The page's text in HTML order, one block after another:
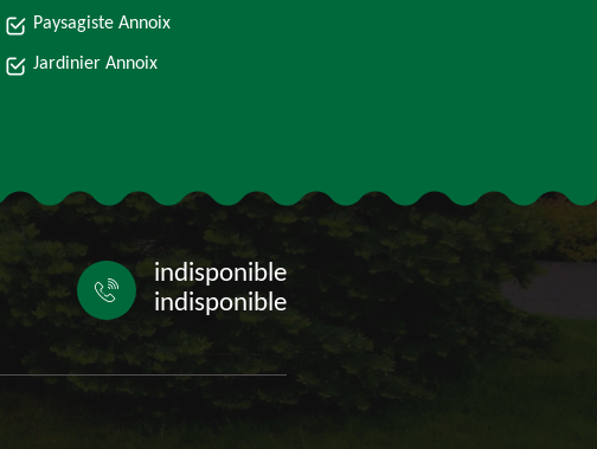
Paysagiste Annoix
Jardinier Annoix
indisponible
indisponible